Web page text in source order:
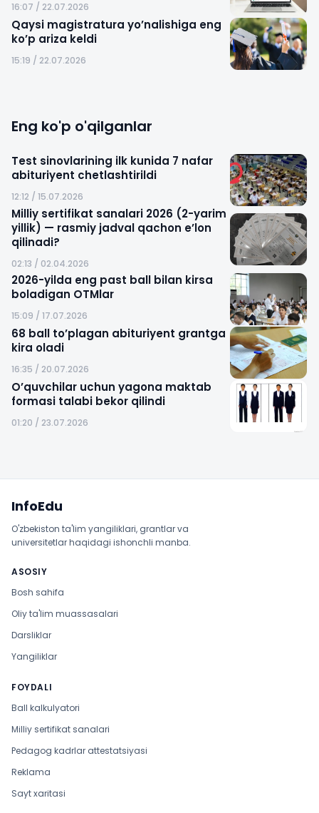
16:07 / 22.07.2026
Qaysi magistratura yo’nalishiga eng
ko’p ariza keldi
15:19 / 22.07.2026
Eng ko'p o'qilganlar
Test sinovlarining ilk kunida 7 nafar
abituriyent chetlashtirildi
12:12 / 15.07.2026
Milliy sertifikat sanalari 2026 (2-yarim
yillik) — rasmiy jadval qachon e’lon
qilinadi?
02:13 / 02.04.2026
2026-yilda eng past ball bilan kirsa
boladigan OTMlar
15:09 / 17.07.2026
68 ball to’plagan abituriyent grantga
kira oladi
16:35 / 20.07.2026
O’quvchilar uchun yagona maktab
formasi talabi bekor qilindi
01:20 / 23.07.2026
InfoEdu
O'zbekiston ta'lim yangiliklari, grantlar va
universitetlar haqidagi ishonchli manba.
ASOSIY
Bosh sahifa
Oliy ta'lim muassasalari
Darsliklar
Yangiliklar
FOYDALI
Ball kalkulyatori
Milliy sertifikat sanalari
Pedagog kadrlar attestatsiyasi
Reklama
Sayt xaritasi